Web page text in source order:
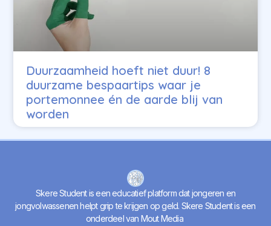
Duurzaamheid hoeft niet duur! 8
duurzame bespaartips waar je
portemonnee én de aarde blij van
worden
Skere Student is een educatief platform dat jongeren en
jongvolwassenen helpt grip te krijgen op geld. Skere Student is een
onderdeel van Mout Media